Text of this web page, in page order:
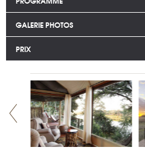
GALERIE PHOTOS
PRIX